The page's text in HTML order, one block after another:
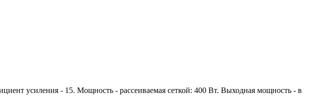
усиления - 15. Мощность - рассеиваемая сеткой: 400 Вт. Выходная мощность - в